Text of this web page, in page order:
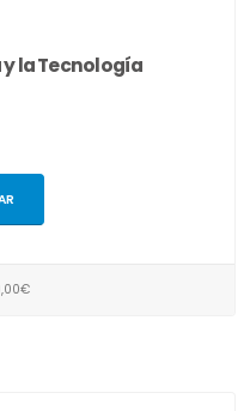
la Tecnología